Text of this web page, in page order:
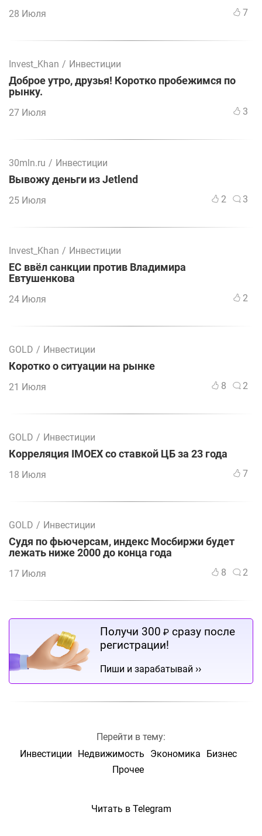
28 Июля 7
Invest_Khan / Инвестиции
Доброе утро, друзья! Коротко пробежимся по
рынку.
27 Июля 3
30mln.ru / Инвестиции
Вывожу деньги из Jetlend
25 Июля 2 3
Invest_Khan / Инвестиции
ЕС ввёл санкции против Владимира
Евтушенкова
24 Июля 2
GOLD / Инвестиции
Коротко о ситуации на рынке
21 Июля 8 2
GOLD / Инвестиции
Корреляция IMOEX со ставкой ЦБ за 23 года
18 Июля 7
GOLD / Инвестиции
Судя по фьючерсам, индекс Мосбиржи будет
лежать ниже 2000 до конца года
17 Июля 8 2
Получи 300 ₽ сразу после
регистрации!
Пиши и зарабатывай ››
Перейти в тему:
Инвестиции
Недвижимость Экономика
Бизнес
Прочее
Читать в Telegram